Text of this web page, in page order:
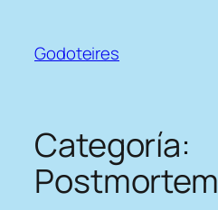
contido
Godoteires
Categoría:
Postmortem